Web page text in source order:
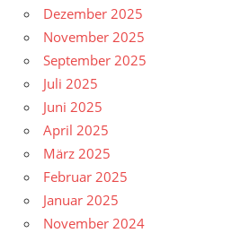
Dezember 2025
November 2025
September 2025
Juli 2025
Juni 2025
April 2025
März 2025
Februar 2025
Januar 2025
November 2024